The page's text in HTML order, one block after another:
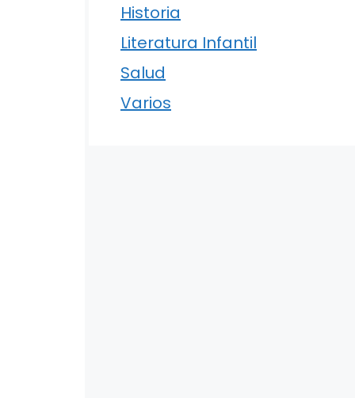
Historia
Literatura Infantil
Salud
Varios